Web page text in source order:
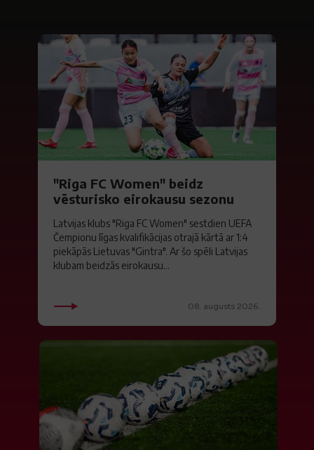
"Riga FC Women" beidz
vēsturisko eirokausu sezonu
Latvijas klubs "Riga FC Women" sestdien UEFA
Čempionu līgas kvalifikācijas otrajā kārtā ar 1:4
piekāpās Lietuvas "Gintra". Ar šo spēli Latvijas
klubam beidzās eirokausu...
08. augusts 2026.